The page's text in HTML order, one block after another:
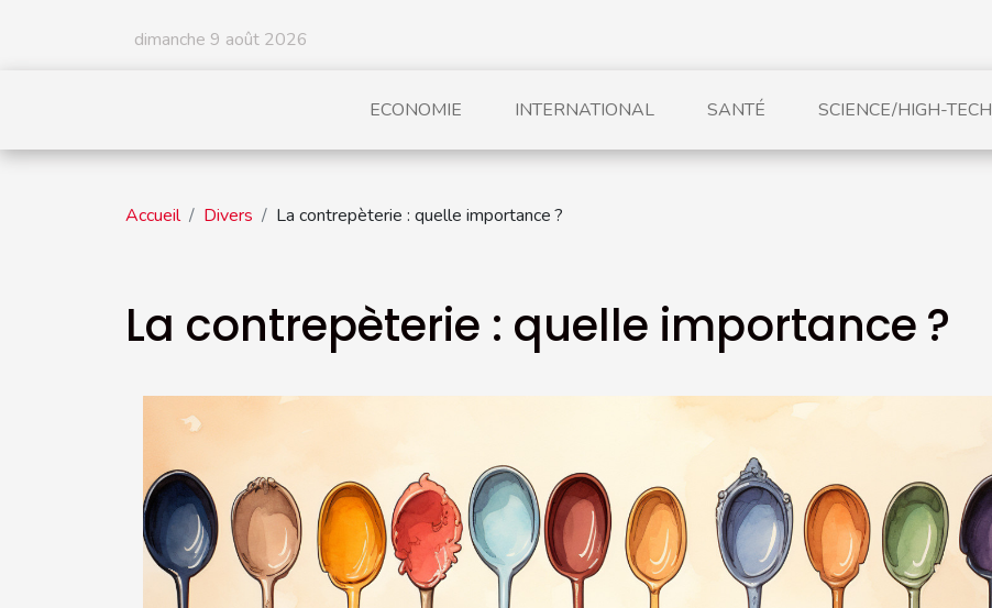
dimanche 9 août 2026
ECONOMIE INTERNATIONAL SANTÉ SCIENCE/HIGH-TECH
Accueil Divers La contrepèterie : quelle importance ?
La contrepèterie : quelle importance ?